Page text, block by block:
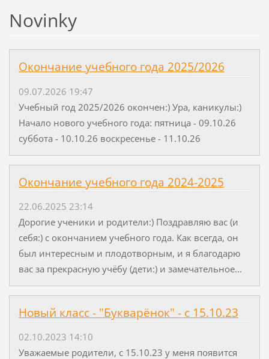
Novinky
Окончание учебного года 2025/2026
09.07.2026 19:47
Учебный год 2025/2026 окончен:) Ура, каникулы:)
Начало нового учебного года: пятница - 09.10.26
суббота - 10.10.26 воскресенье - 11.10.26
Окончание учебного года 2024-2025
22.06.2025 23:14
Дорогие ученики и родители:) Поздравляю вас (и
себя:) с окончанием учебного года. Как всегда, он
был интересным и плодотворным, и я благодарю
вас за прекрасную учёбу (дети:) и замечательное...
Новый класс - "Букварёнок" - с 15.10.23
02.10.2023 14:10
Уважаемые родители, с 15.10.23 у меня появится